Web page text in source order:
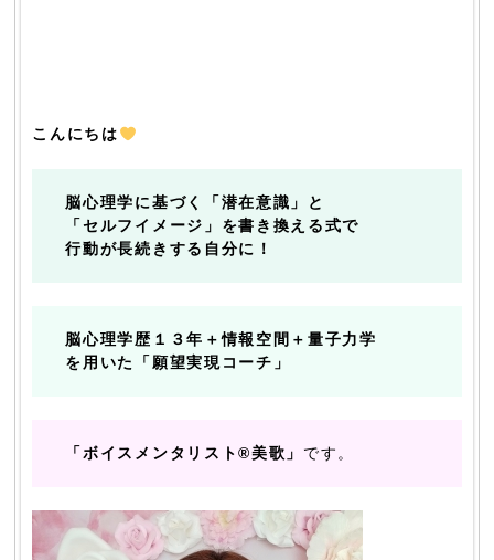
こんにちは
脳心理学に基づく「潜在意識」と
「セルフイメージ」を書き換える式で
行動が長続きする自分に！
脳心理学歴１３年＋情報空間＋量子力学
を用いた「願望実現コーチ」
「ボイスメンタリスト®美歌」 です。